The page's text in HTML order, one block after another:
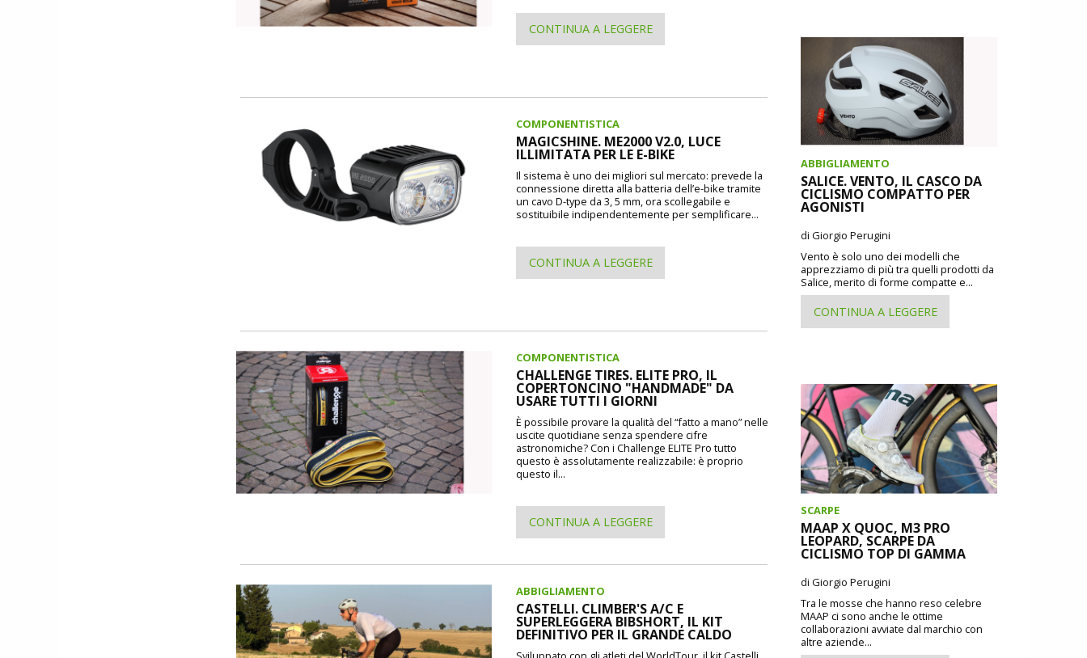
CONTINUA A LEGGERE
COMPONENTISTICA
MAGICSHINE. ME2000 V2.0, LUCE
ILLIMITATA PER LE E-BIKE
Il sistema è uno dei migliori sul mercato: prevede la
connessione diretta alla batteria dell’e-bike tramite
un cavo D-type da 3, 5 mm, ora scollegabile e
sostituibile indipendentemente per semplificare...
CONTINUA A LEGGERE
COMPONENTISTICA
CHALLENGE TIRES. ELITE PRO, IL
COPERTONCINO "HANDMADE" DA
USARE TUTTI I GIORNI
È possibile provare la qualità del “fatto a mano” nelle
uscite quotidiane senza spendere cifre
astronomiche? Con i Challenge ELITE Pro tutto
questo è assolutamente realizzabile: è proprio
questo il...
CONTINUA A LEGGERE
ABBIGLIAMENTO
CASTELLI. CLIMBER'S A/C E
SUPERLEGGERA BIBSHORT, IL KIT
DEFINITIVO PER IL GRANDE CALDO
ABBIGLIAMENTO
SALICE. VENTO, IL CASCO DA
CICLISMO COMPATTO PER
AGONISTI
di Giorgio Perugini
Vento è solo uno dei modelli che
apprezziamo di più tra quelli prodotti da
Salice, merito di forme compatte e...
CONTINUA A LEGGERE
SCARPE
MAAP X QUOC, M3 PRO
LEOPARD, SCARPE DA
CICLISMO TOP DI GAMMA
di Giorgio Perugini
Tra le mosse che hanno reso celebre
MAAP ci sono anche le ottime
collaborazioni avviate dal marchio con
altre aziende...